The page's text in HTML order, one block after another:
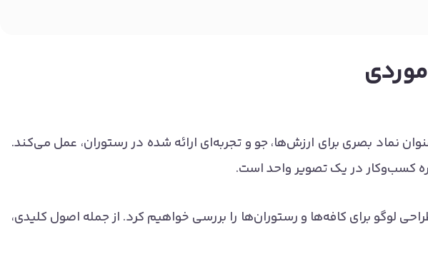
نماد بصری برای ارزش‌ها، جو و تجربه‌ای ارائه شده در رستوران، عمل می‌کند.
کسب‌وکار در یک تصویر واحد است.
لوگو برای کافه‌ها و رستوران‌ها را بررسی خواهیم کرد. از جمله اصول کلیدی،